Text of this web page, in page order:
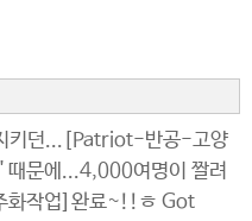
키던...[Patriot-반공-고양
문에...4,000여명이 짤려
화작업]완료~!!ㅎ Got